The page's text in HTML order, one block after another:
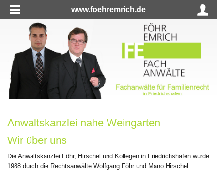
www.foehremrich.de
Anwaltskanzlei nahe Weingarten
Wir über uns
Die Anwaltskanzlei Föhr, Hirschel und Kollegen in Friedrichshafen wurde
1988 durch die Rechtsanwälte Wolfgang Föhr und Mano Hirschel